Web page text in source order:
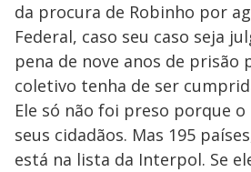
da procura de Robinho por
Federal, caso seu caso seja
pena de nove anos de prisão
coletivo tenha de ser
Ele só não foi preso porque
seus cidadãos. Mas 195
está na lista da Interpol. Se